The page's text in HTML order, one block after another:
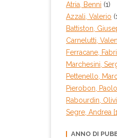
Atria, Benni (1)
Azzali, Valerio
Battiston,
Carnelutti,
Ferracane,
Marchesini,
Pettenello,
Pierobon, Paolo
Rabourdin,
Segre, Andrea
ANNO DI